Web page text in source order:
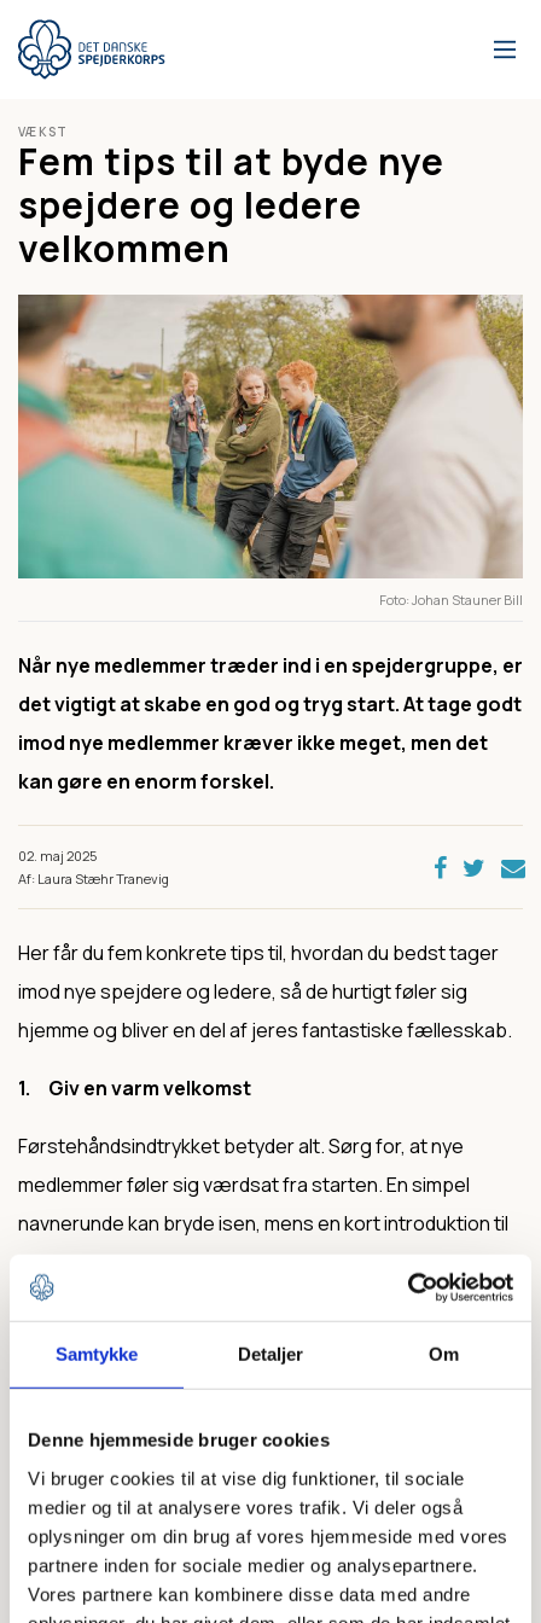
Samtykke Detaljer Om
Denne hjemmeside bruger cookies
Vi bruger cookies til at vise dig funktioner, til sociale
medier og til at analysere vores trafik. Vi deler også
oplysninger om din brug af vores hjemmeside med vores
partnere inden for sociale medier og analysepartnere.
Vores partnere kan kombinere disse data med andre
hovedindhold
VÆKST
Fem tips til at byde nye
spejdere og ledere
velkommen
Foto Johan Stauner Bill
Når nye medlemmer træder ind i en spejdergruppe, er
det vigtigt at skabe en god og tryg start. At tage godt
imod nye medlemmer kræver ikke meget, men det
kan gøre en enorm forskel.
02. maj 2025
Af: Laura Stæhr Tranevig
Her får du fem konkrete tips til, hvordan du bedst tager
imod nye spejdere og ledere, så de hurtigt føler sig
hjemme og bliver en del af jeres fantastiske fællesskab.
1. Giv en varm velkomst
Førstehåndsindtrykket betyder alt. Sørg for, at nye
medlemmer føler sig værdsat fra starten. En simpel
navnerunde kan bryde isen, mens en kort introduktion til
forståelse. Husk at også være nysgerrig – spørg ind til
2. Afstem forventningerne
Hvad forventer den nye leder eller spejder af gruppen?
Og hvad forventer gruppen af dem? Tag en snak om
dette fra begyndelsen. For nye ledere kan det være
oplagt at spørge hvilke aktiviteter, de synes er
spændende, eller hjælpe dem med at forstå deres rolle